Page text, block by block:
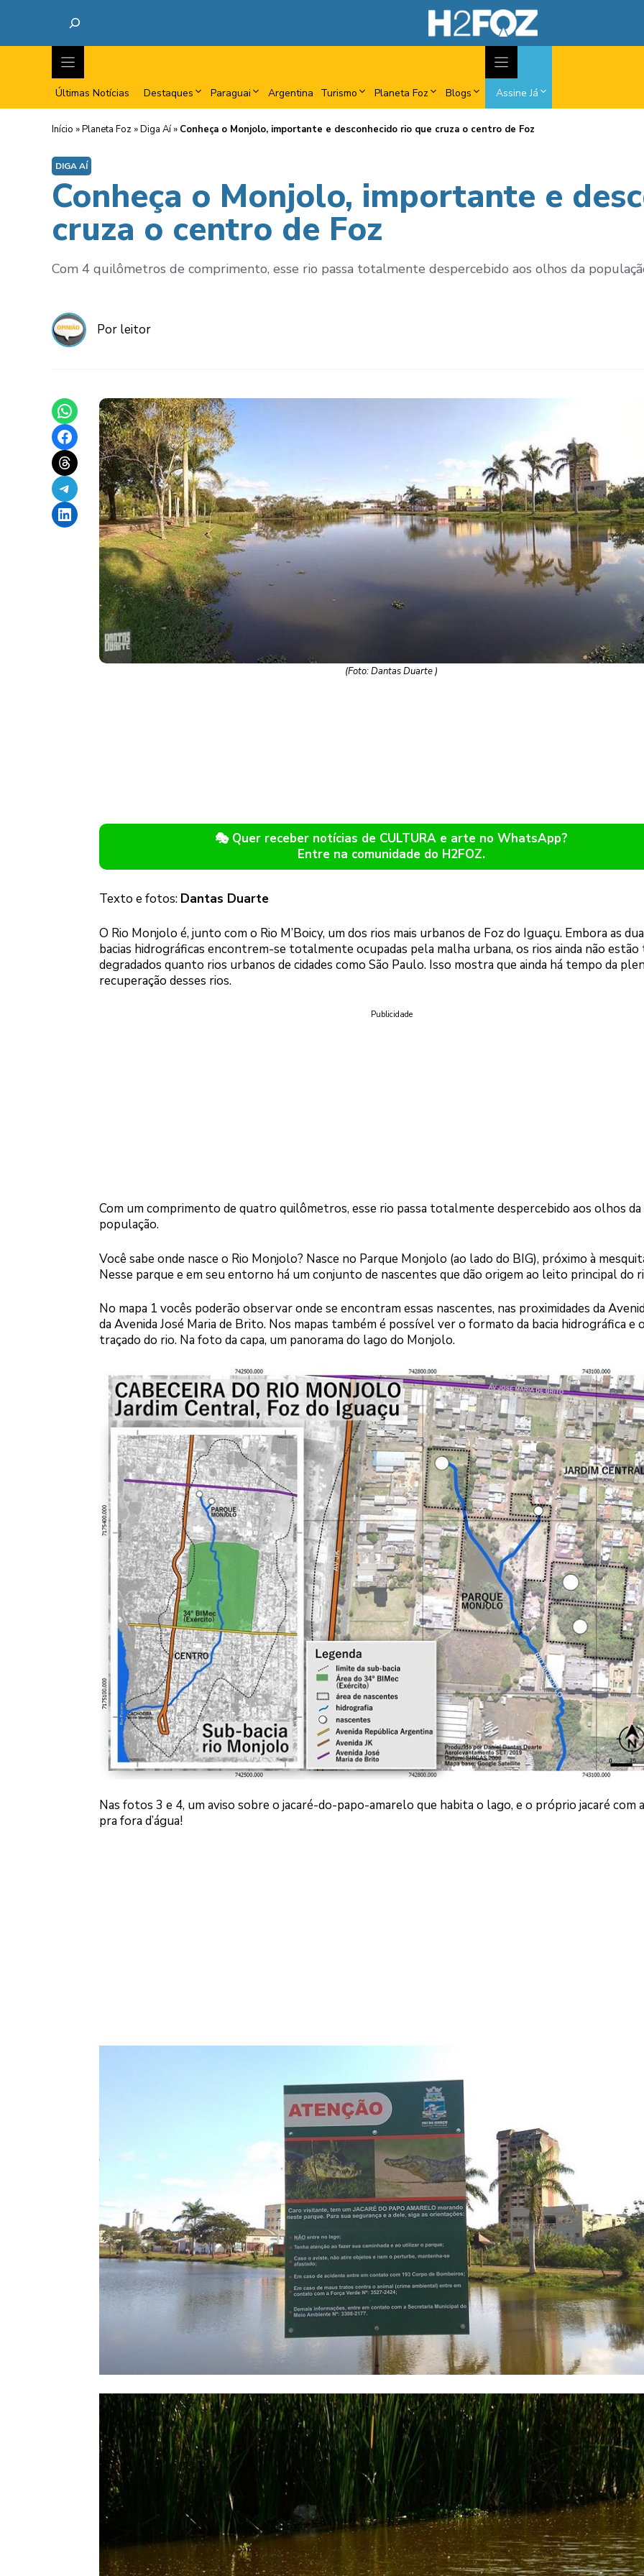
Últimas Notícias Destaques Paraguai Argentina Turismo Planeta Foz Blogs Assine Já
Início »Planeta Foz »Diga Aí» Conheça o Monjolo, importante e desconhecido rio que cruza o centro de Foz
DIGA AÍ
Conheça o Monjolo, importante e
cruza o centro de Foz
Com 4 quilômetros de comprimento, esse rio passa totalmente despercebido aos olhos da
Por leitor
Share on WhatsApp
Share on Facebook
Share on Threads
Share on Telegram
Share on LinkedIn
(Foto: Dantas Duarte )
🎭 Quer receber notícias de CULTURA e arte no WhatsApp?
Entre na comunidade do H2FOZ.
Texto e fotos: Dantas Duarte
O Rio Monjolo é, junto com o Rio M’Boicy, um dos rios mais urbanos de Foz do Iguaçu. Embora as
bacias hidrográficas encontrem-se totalmente ocupadas pela malha urbana, os rios ainda não estão
degradados quanto rios urbanos de cidades como São Paulo. Isso mostra que ainda há tempo da
recuperação desses rios.
Publicidade
Com um comprimento de quatro quilômetros, esse rio passa totalmente despercebido aos olhos da
população.
Você sabe onde nasce o Rio Monjolo? Nasce no Parque Monjolo (ao lado do BIG), próximo à
Nesse parque e em seu entorno há um conjunto de nascentes que dão origem ao leito principal do
No mapa 1 vocês poderão observar onde se encontram essas nascentes, nas proximidades da
da Avenida José Maria de Brito. Nos mapas também é possível ver o formato da bacia hidrográfica e o
traçado do rio. Na foto da capa, um panorama do lago do Monjolo.
Nas fotos 3 e 4, um aviso sobre o jacaré-do-papo-amarelo que habita o lago, e o próprio jacaré com
pra fora d’água!